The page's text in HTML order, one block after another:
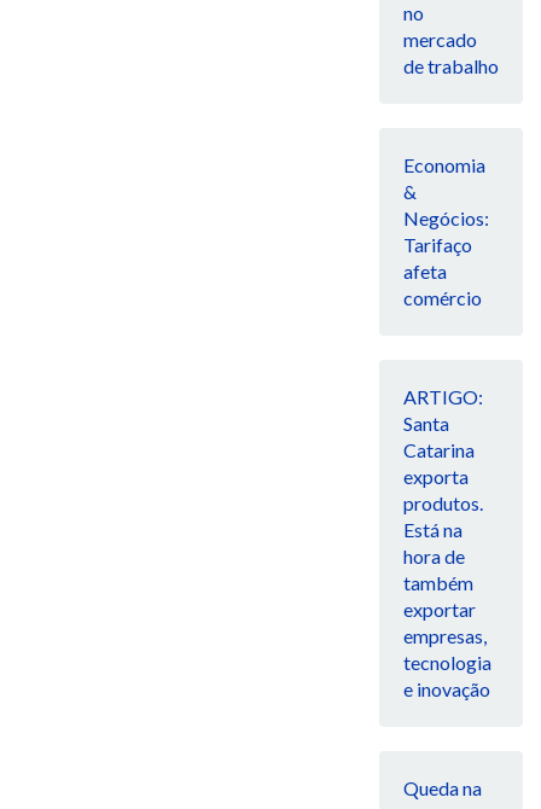
no
mercado
de trabalho
Economia
&
Negócios:
Tarifaço
afeta
comércio
ARTIGO:
Santa
Catarina
exporta
produtos.
Está na
hora de
também
exportar
empresas,
tecnologia
e inovação
Queda na